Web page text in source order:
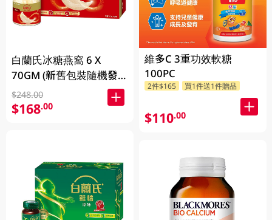
白蘭氏冰糖燕窩 6 X
70GM (新舊包裝隨機發
放)
$248.00
$168.00
維多C 3重功效軟糖
100PC
2件$165 買1件送1件贈品
$110.00